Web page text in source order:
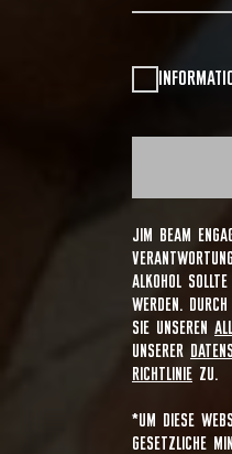
JIM BEAM
ALKOHOL
WERDEN.
SIE UNSEREN
UNSERER
RICHTLINIE ZU.
*UM DIESE
GESETZLICHE